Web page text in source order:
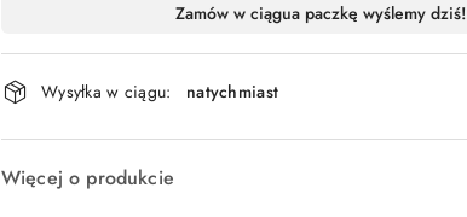
i
dostawa
Zamów w ciągua paczkę wyślemy dziś!
Wysyłka w ciągu: natychmiast
Więcej o produkcie